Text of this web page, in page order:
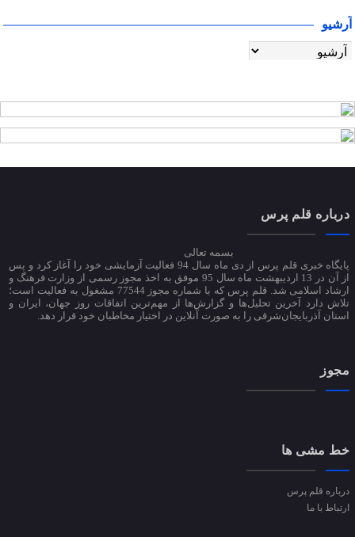
آرشیو
درباره قلم پرس
بسمه تعالی
پایگاه خبری قلم پرس از دی ماه سال 94 فعالیت آزمایشی خود را آغاز کرد و پس
از آن در 13 اردیبهشت ماه سال 95 موفق به اخذ مجوز رسمی از وزارت فرهنگ و
ارشاد اسلامی شد. قلم پرس که با شماره مجوز 77544 مشغول به فعالیت است؛
تلاش دارد آخرین تحلیل‌ها و گزارش‌ها از مهم‌ترین اتفاقات روز جهان، ایران و
استان آذربایجان‌شرقی را به صورت آنلاین در اختیار مخاطبان خود قرار دهد.
مجوز
خط مشی ها
درباره قلم پرس
ارتباط با ما